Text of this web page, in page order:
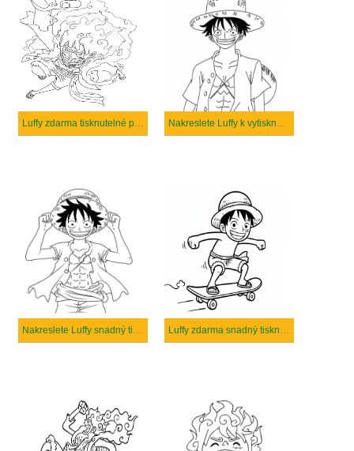
Luffy zdarma tisknutelné pro děti Nakreslete Luffy k vytisknutí zdarma
Nakreslete Luffy snadný tisknutelné Luffy zdarma snadný tisknutelné